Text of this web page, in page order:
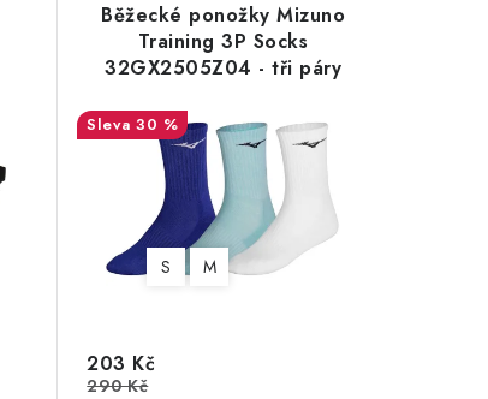
Běžecké ponožky Mizuno
Training 3P Socks
32GX2505Z04 - tři páry
30 %
S M
203 Kč
290 Kč